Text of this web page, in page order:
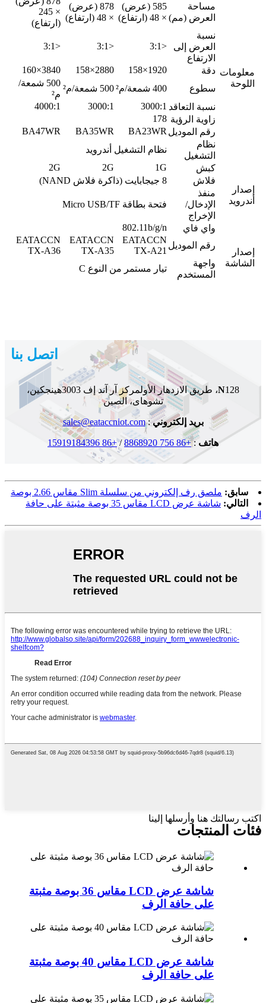
معلومات
اللوحة
مساحة
العرض (مم)
585 (عرض)
× 48 (ارتفاع)
878 (عرض)
× 48 (ارتفاع)
× 245
(ارتفاع)
نسبة
العرض إلى
الارتفاع
<3:1
<3:1
<3:1
دقة 1920×158
2880×158
3840×160
سطوع
400 شمعة/م² 500 شمعة/م²
500 شمعة/
م²
نسبة التعاقد 3000:1
3000:1
4000:1
زاوية الرؤية 178
إصدار
أندرويد
رقم الموديل BA23WR
BA35WR
BA47WR
نظام
التشغيل
نظام التشغيل أندرويد
كبش
1G
2G
2G
فلاش
8 جيجابايت (ذاكرة فلاش NAND)
منفذ
الإدخال/
الإخراج
فتحة بطاقة Micro USB/TF
واي فاي 802.11b/g/n
إصدار
الشاشة
رقم الموديل
EATACCN
TX-A21
EATACCN
TX-A35
EATACCN
TX-A36
واجهة
المستخدم
تيار مستمر من النوع C
اتصل بنا
N128، طريق الازدهار الأول مركز آر آند إف 3003
هينجكين،
تشوهاى، الصين
بريد إلكتروني:
sales@eataccniot.com
هاتف :
+86 756 8868920
/
+86 15919184396
سابق: ملصق رف إلكتروني من سلسلة Slim مقاس 2.66 بوصة
التالي:
شاشة عرض LCD مقاس 35 بوصة مثبتة على حافة
الرف
اكتب رسالتك هنا وأرسلها إلينا
فئات المنتجات
شاشة عرض LCD مقاس 36 بوصة مثبتة
على حافة الرف
شاشة عرض LCD مقاس 40 بوصة مثبتة
على حافة الرف